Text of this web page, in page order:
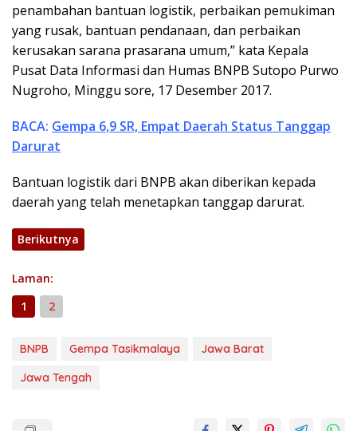
penambahan bantuan logistik, perbaikan pemukiman
yang rusak, bantuan pendanaan, dan perbaikan
kerusakan sarana prasarana umum,” kata Kepala
Pusat Data Informasi dan Humas BNPB Sutopo Purwo
Nugroho, Minggu sore, 17 Desember 2017.
BACA: Gempa 6,9 SR, Empat Daerah Status Tanggap
Darurat
Bantuan logistik dari BNPB akan diberikan kepada
daerah yang telah menetapkan tanggap darurat.
Berikutnya
Laman:
1
2
BNPB Gempa Tasikmalaya
Jawa Barat
Jawa Tengah